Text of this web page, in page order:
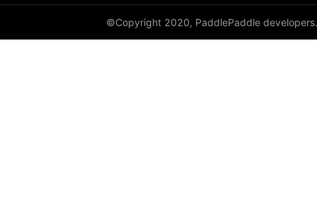
©Copyright 2020, PaddlePaddle developers.